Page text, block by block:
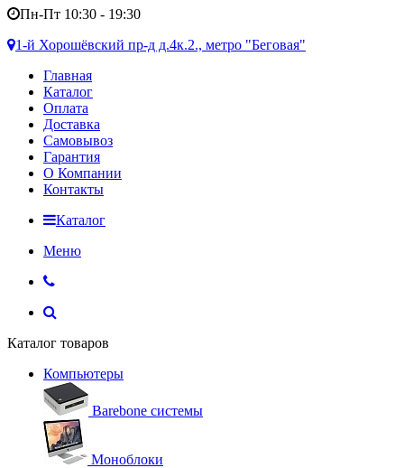
Пн-Пт 10:30 - 19:30
1-й Хорошёвский пр-д д.4к.2., метро "Беговая"
Главная
Каталог
Оплата
Доставка
Самовывоз
Гарантия
О Компании
Контакты
Каталог
Меню
Каталог товаров
Компьютеры
Barebone системы
Моноблоки